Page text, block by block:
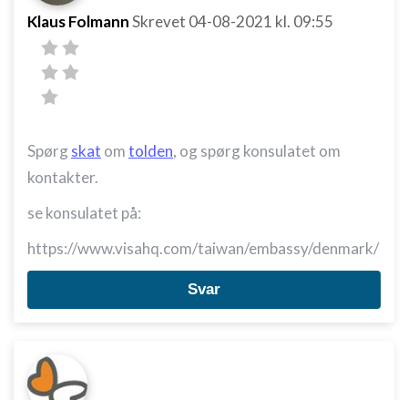
Klaus FolmannSkrevet 04-08-2021 kl. 09:55
Spørg skat omtolden, og spørg konsulatet om
kontakter.
se konsulatet på:
https://www.visahq.com/taiwan/embassy/denmark/
Svar